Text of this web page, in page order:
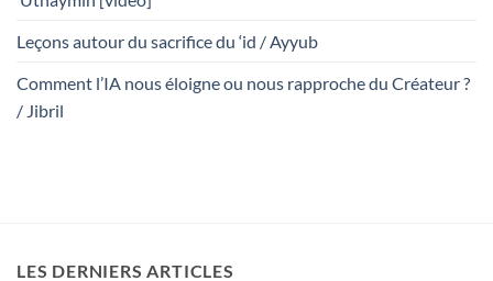
Leçons autour du sacrifice du ‘id / Ayyub
Comment l’IA nous éloigne ou nous rapproche du Créateur ?
/ Jibril
LES DERNIERS ARTICLES